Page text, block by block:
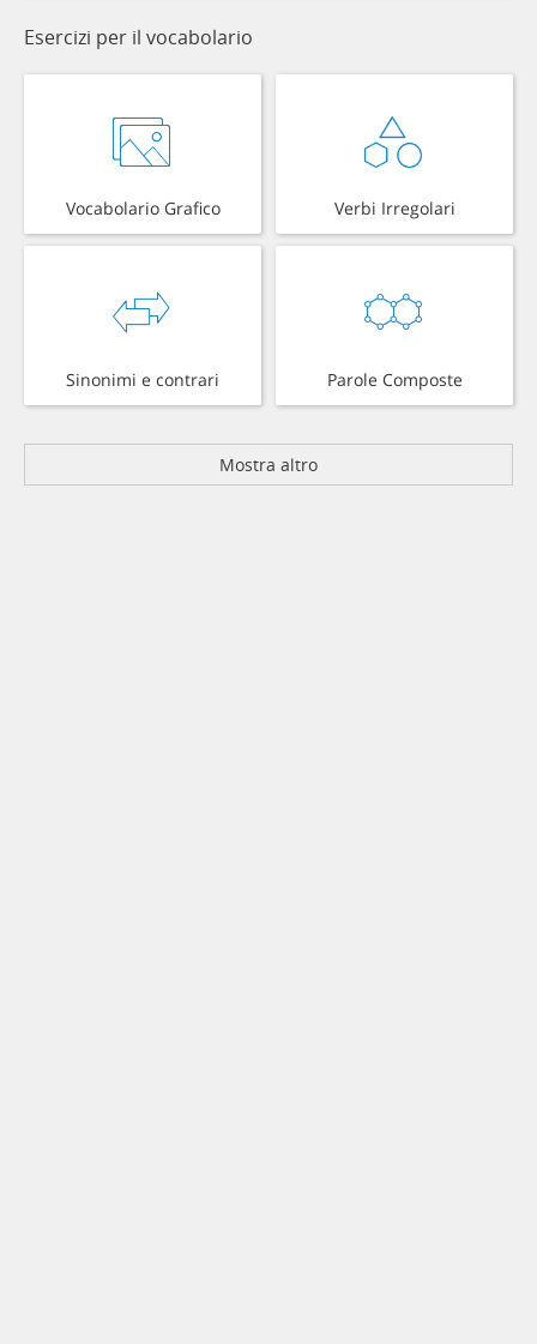
Esercizi per il vocabolario
Vocabolario Grafico Verbi Irregolari
Sinonimi e contrari Parole Composte
Mostra altro